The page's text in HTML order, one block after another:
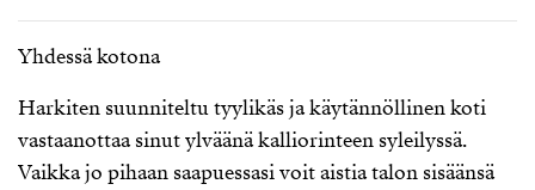
Yhdessä kotona
Harkiten suunniteltu tyylikäs ja käytännöllinen koti
vastaanottaa sinut ylväänä kalliorinteen syleilyssä.
Vaikka jo pihaan saapuessasi voit aistia talon sisäänsä